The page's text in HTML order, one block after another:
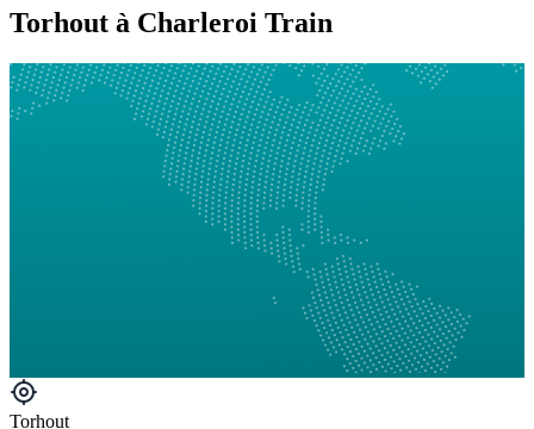
Torhout à Charleroi Train
Torhout